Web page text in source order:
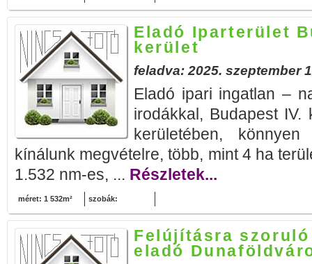
Eladó Iparterület
kerület
feladva: 2025. szeptember
Eladó ipari ingatlan –
irodákkal, Budapest IV.
kerületében,
kínálunk megvételre, több, mint 4 ha
1.532 nm-es, ... Részletek...
méret: 1 532m² szobák:
Felújításra
eladó